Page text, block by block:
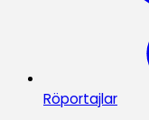
Röportajlar